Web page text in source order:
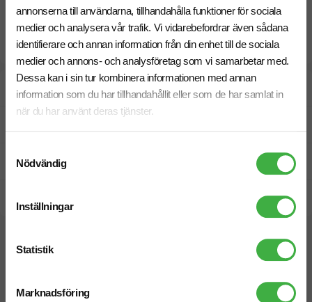
annonserna till användarna, tillhandahålla funktioner för sociala
medier och analysera vår trafik. Vi vidarebefordrar även sådana
identifierare och annan information från din enhet till de sociala
medier och annons- och analysföretag som vi samarbetar med.
Dessa kan i sin tur kombinera informationen med annan
information som du har tillhandahållit eller som de har samlat in
när du har använt deras tjänster.
Nödvändig
Inställningar
Statistik
Marknadsföring
Designskiss inom 1 h
Prisgaranti
Relaterade produkter